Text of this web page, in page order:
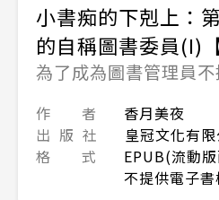
小書痴的下剋上：
的自稱圖書委員(I)
為了成為圖書管理員不
作 者
香月美夜
出 版 社
皇冠文化有
格 式
EPUB(流動
不提供電子